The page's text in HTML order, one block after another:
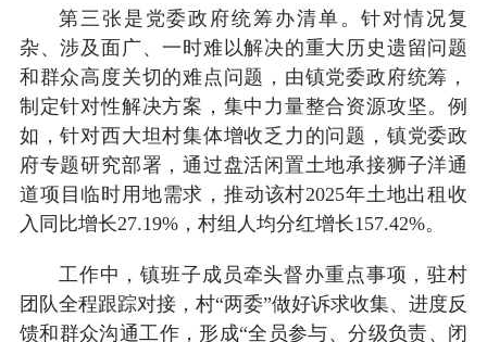
第三张是党委政府统筹办清单。针对情况复
杂、涉及面广、一时难以解决的重大历史遗留问题
和群众高度关切的难点问题，由镇党委政府统筹，
制定针对性解决方案，集中力量整合资源攻坚。例
如，针对西大坦村集体增收乏力的问题，镇党委政
府专题研究部署，通过盘活闲置土地承接狮子洋通
道项目临时用地需求，推动该村2025年土地出租收
入同比增长27.19%，村组人均分红增长157.42%。
工作中，镇班子成员牵头督办重点事项，驻村
团队全程跟踪对接，村“两委”做好诉求收集、进度反
馈和群众沟通工作，形成“全员参与、分级负责、闭